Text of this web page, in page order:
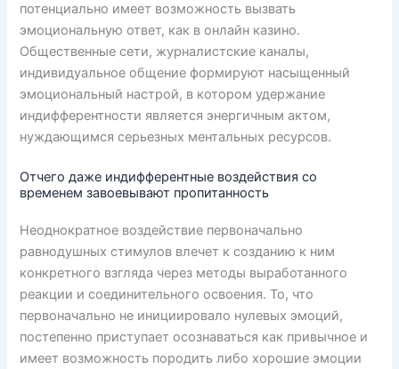
потенциально имеет возможность вызвать
эмоциональную ответ, как в онлайн казино.
Общественные сети, журналистские каналы,
индивидуальное общение формируют насыщенный
эмоциональный настрой, в котором удержание
индифферентности является энергичным актом,
нуждающимся серьезных ментальных ресурсов.
Отчего даже индифферентные воздействия со
временем завоевывают пропитанность
Неоднократное воздействие первоначально
равнодушных стимулов влечет к созданию к ним
конкретного взгляда через методы выработанного
реакции и соединительного освоения. То, что
первоначально не инициировало нулевых эмоций,
постепенно приступает осознаваться как привычное и
имеет возможность породить либо хорошие эмоции